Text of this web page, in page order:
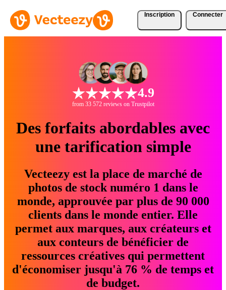
Inscription Connecter
4.9
from 33 572 reviews on Trustpilot
Des forfaits abordables avec
une tarification simple
Vecteezy est la place de marché de
photos de stock numéro 1 dans le
monde, approuvée par plus de 90 000
clients dans le monde entier. Elle
permet aux marques, aux créateurs et
aux conteurs de bénéficier de
ressources créatives qui permettent
d'économiser jusqu'à 76 % de temps et
de budget.